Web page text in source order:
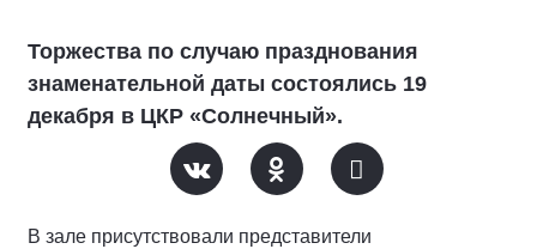
Торжества по случаю празднования
знаменательной даты состоялись 19
декабря в ЦКР «Солнечный».
В зале присутствовали представители